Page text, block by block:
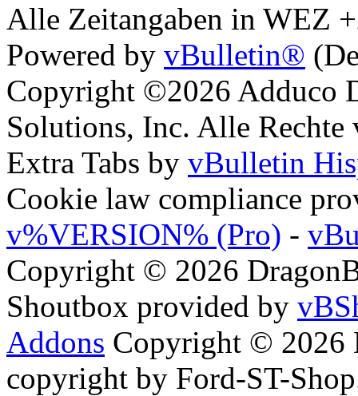
Alle Zeitangaben in WEZ
Powered by vBulletin®
Copyright ©2026 Adduco
Solutions, Inc. Alle Rechte
Extra Tabs by vBulletin
Cookie law compliance
v%VERSION% (Pro) -
Copyright © 2026
Shoutbox provided by
Addons Copyright © 2026
copyright by Ford-ST-